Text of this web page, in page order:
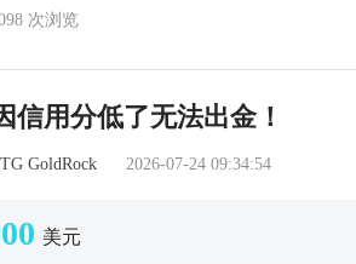
次浏览
信用分低了无法出金！
GoldRock 2026-07-24 09:34:54
美元